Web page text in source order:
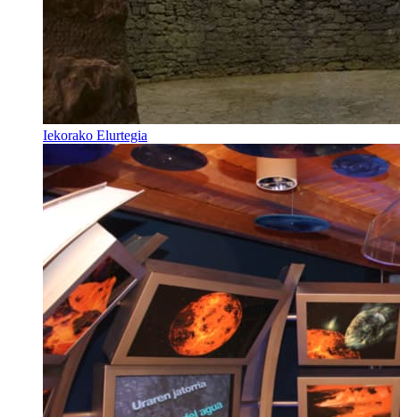
Iekorako Elurtegia